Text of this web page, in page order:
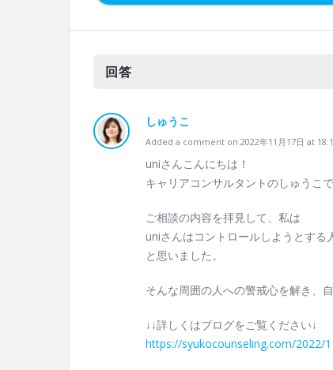
回答
しゅうこ
Added a comment on 2022年11月17日 at
uniさんこんにちは！
キャリアコンサルタントのしゅうこで
ご相談の内容を拝見して、私は
uniさんはコントロールしようとする
と思いました。
そんな周囲の人への警戒心を解き、
↓↓詳しくはブログをご覧ください↓
https://syukocounseling.com/2022/